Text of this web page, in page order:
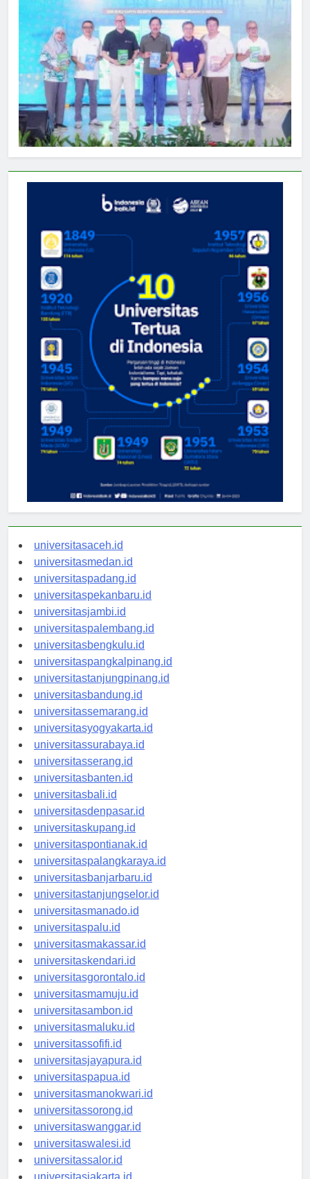
universitasaceh.id
universitasmedan.id
universitaspadang.id
universitaspekanbaru.id
universitasjambi.id
universitaspalembang.id
universitasbengkulu.id
universitaspangkalpinang.id
universitastanjungpinang.id
universitasbandung.id
universitassemarang.id
universitasyogyakarta.id
universitassurabaya.id
universitasserang.id
universitasbanten.id
universitasbali.id
universitasdenpasar.id
universitaskupang.id
universitaspontianak.id
universitaspalangkaraya.id
universitasbanjarbaru.id
universitastanjungselor.id
universitasmanado.id
universitaspalu.id
universitasmakassar.id
universitaskendari.id
universitasgorontalo.id
universitasmamuju.id
universitasambon.id
universitasmaluku.id
universitassofifi.id
universitasjayapura.id
universitaspapua.id
universitasmanokwari.id
universitassorong.id
universitaswanggar.id
universitaswalesi.id
universitassalor.id